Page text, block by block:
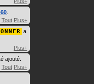
Tout Plus+
a
Plus+
ajouté.
Tout Plus+